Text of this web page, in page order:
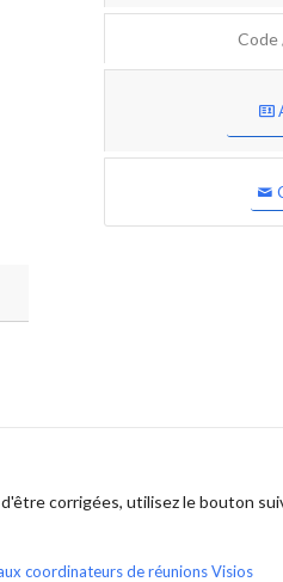
Code
corrigées, utilisez le bouton
coordinateurs de réunions Visios